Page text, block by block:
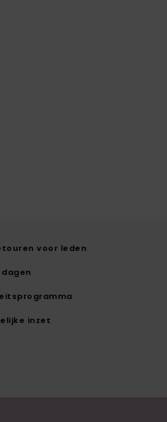
voor leden
inzet